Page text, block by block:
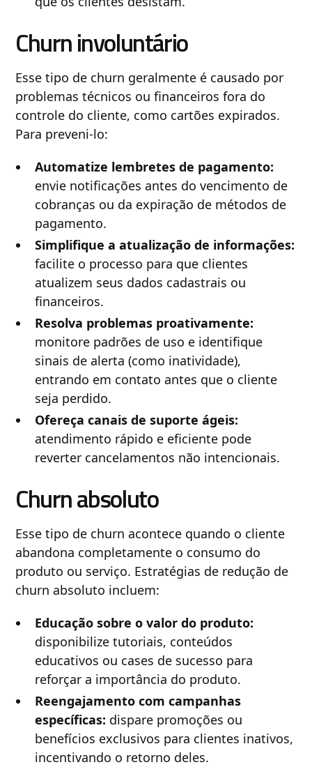
Churn involuntário
Esse tipo de churn geralmente é causado por
problemas técnicos ou financeiros fora do
controle do cliente, como cartões expirados.
Para preveni-lo:
Automatize lembretes de pagamento:
envie notificações antes do vencimento de
cobranças ou da expiração de métodos de
pagamento.
Simplifique a atualização de informações:
facilite o processo para que clientes
atualizem seus dados cadastrais ou
financeiros.
Resolva problemas proativamente:
monitore padrões de uso e identifique
sinais de alerta (como inatividade),
entrando em contato antes que o cliente
seja perdido.
Ofereça canais de suporte ágeis:
atendimento rápido e eficiente pode
reverter cancelamentos não intencionais.
Churn absoluto
Esse tipo de churn acontece quando o cliente
abandona completamente o consumo do
produto ou serviço. Estratégias de redução de
churn absoluto incluem:
Educação sobre o valor do produto:
disponibilize tutoriais, conteúdos
educativos ou cases de sucesso para
reforçar a importância do produto.
Reengajamento com campanhas
específicas: dispare promoções ou
benefícios exclusivos para clientes inativos,
incentivando o retorno deles.